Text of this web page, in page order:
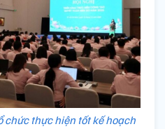
chức thực hiện tốt kế hoạch